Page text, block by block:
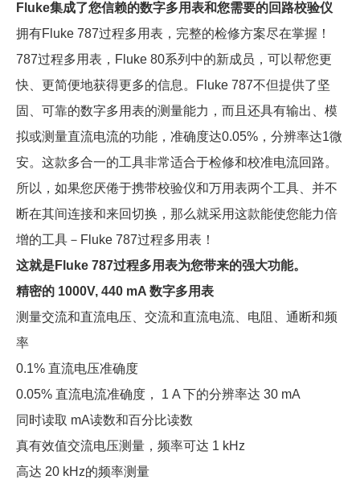
Fluke集成了您信赖的数字多用表和您需要的回路校验仪
拥有Fluke 787过程多用表，完整的检修方案尽在掌握！
787过程多用表，Fluke 80系列中的新成员，可以帮您更
快、更简便地获得更多的信息。Fluke 787不但提供了坚
固、可靠的数字多用表的测量能力，而且还具有输出、模
拟或测量直流电流的功能，准确度达0.05%，分辨率达1微
安。这款多合一的工具非常适合于检修和校准电流回路。
所以，如果您厌倦于携带校验仪和万用表两个工具、并不
断在其间连接和来回切换，那么就采用这款能使您能力倍
增的工具－Fluke 787过程多用表！
这就是Fluke 787过程多用表为您带来的强大功能。
精密的 1000V, 440 mA 数字多用表
测量交流和直流电压、交流和直流电流、电阻、通断和频
率
0.1% 直流电压准确度
0.05% 直流电流准确度， 1 A 下的分辨率达 30 mA
同时读取 mA读数和百分比读数
真有效值交流电压测量，频率可达 1 kHz
高达 20 kHz的频率测量